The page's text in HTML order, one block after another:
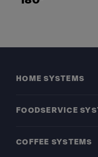
HOME SYSTEMS
FOODSERVICE
COFFEE SYSTEMS